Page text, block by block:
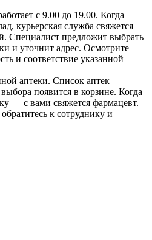
с 9.00 до 19.00. Когда
курьерская служба свяжется
Специалист предложит выбрать
и уточнит адрес. Осмотрите
и соответствие указанной
аптеки. Список аптек
появится в корзине. Когда
— с вами свяжется фармацевт.
к сотруднику и